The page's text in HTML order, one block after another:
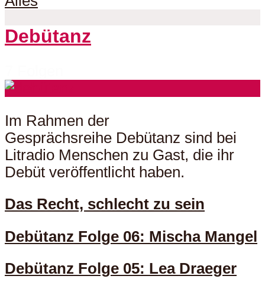
Debütanz
Im Rahmen der
Gesprächsreihe Debütanz sind bei
Litradio Menschen zu Gast, die ihr
Debüt veröffentlicht haben.
Das Recht, schlecht zu sein
Debütanz Folge 06: Mischa Mangel
Debütanz Folge 05: Lea Draeger